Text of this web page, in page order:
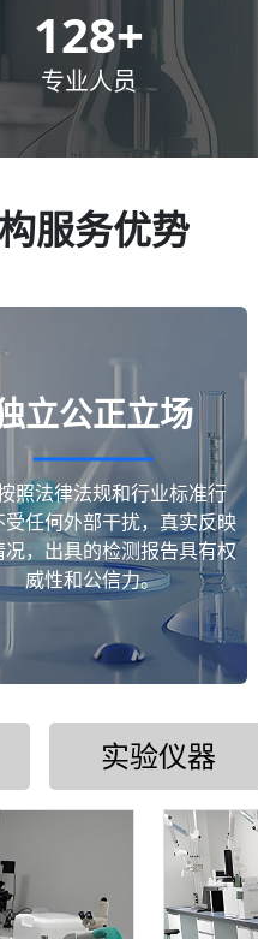
200+
专业人员
服务优势
立公正立场
照法律法规和行业标准行
受任何外部干扰，真实反映
况，出具的检测报告具有权
威性和公信力。
实验仪器